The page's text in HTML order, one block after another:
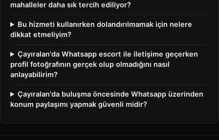
mahalleler daha sık tercih ediliyor?
Bu hizmeti kullanırken dolandırılmamak için nelere
dikkat etmeliyim?
Çayıralan'da Whatsapp escort ile iletişime geçerken
profil fotoğrafının gerçek olup olmadığını nasıl
anlayabilirim?
Çayıralan'da buluşma öncesinde Whatsapp üzerinden
konum paylaşımı yapmak güvenli midir?